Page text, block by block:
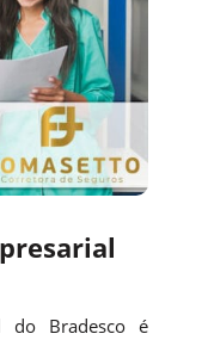
do Bradesco é